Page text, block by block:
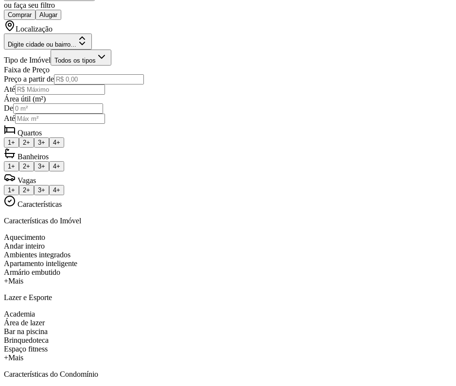
ou faça seu filtro
Comprar Alugar
Localização
Digite cidade ou bairro...
Tipo de Imóvel Todos os tipos
Faixa de Preço
Preço a partir de
Até
Área útil (m²)
De
Até
Quartos
1+ 2+ 3+ 4+
Banheiros
1+ 2+ 3+ 4+
Vagas
1+ 2+ 3+ 4+
Características
Características do Imóvel
Aquecimento
Andar inteiro
Ambientes integrados
Apartamento inteligente
Armário embutido
+Mais
Lazer e Esporte
Academia
Área de lazer
Bar na piscina
Brinquedoteca
Espaço fitness
+Mais
Características do Condomínio